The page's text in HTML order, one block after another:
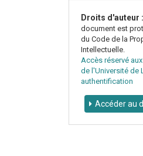
Droits d'auteur :
document est
du Code de la
Intellectuelle.
Accès réservé
de l'Université de
authentification
Accéder au